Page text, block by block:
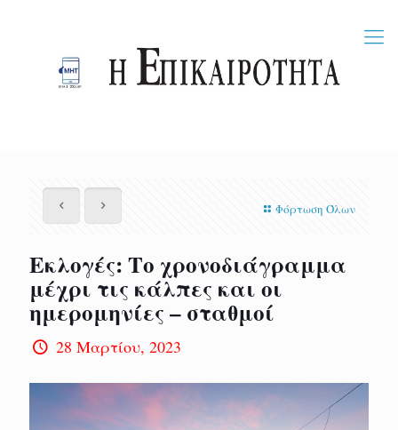
Φόρτωση Όλων
Εκλογές: Το χρονοδιάγραμμα
μέχρι τις κάλπες και οι
ημερομηνίες – σταθμοί
28 Μαρτίου, 2023